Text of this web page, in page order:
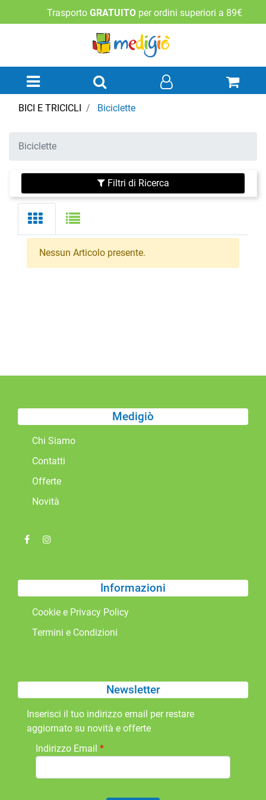
Trasporto GRATUITO per ordini superiori a 89€
Open menu
BICI E TRICICLI Biciclette
Biciclette
Filtri di Ricerca
Nessun Articolo presente.
Medigiò
Chi Siamo
Contatti
Offerte
Novità
Informazioni
Cookie e Privacy Policy
Termini e Condizioni
Newsletter
Inserisci il tuo indirizzo email per restare
aggiornato su novità e offerte
Indirizzo Email *